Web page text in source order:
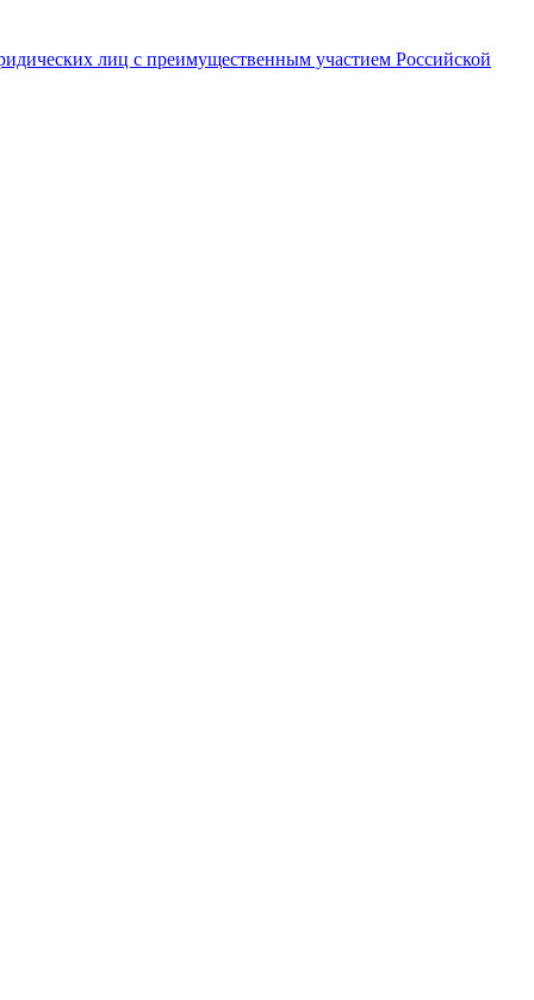
лиц с преимущественным участием Российской